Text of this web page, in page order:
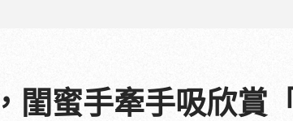
閨蜜手牽手吸欣賞